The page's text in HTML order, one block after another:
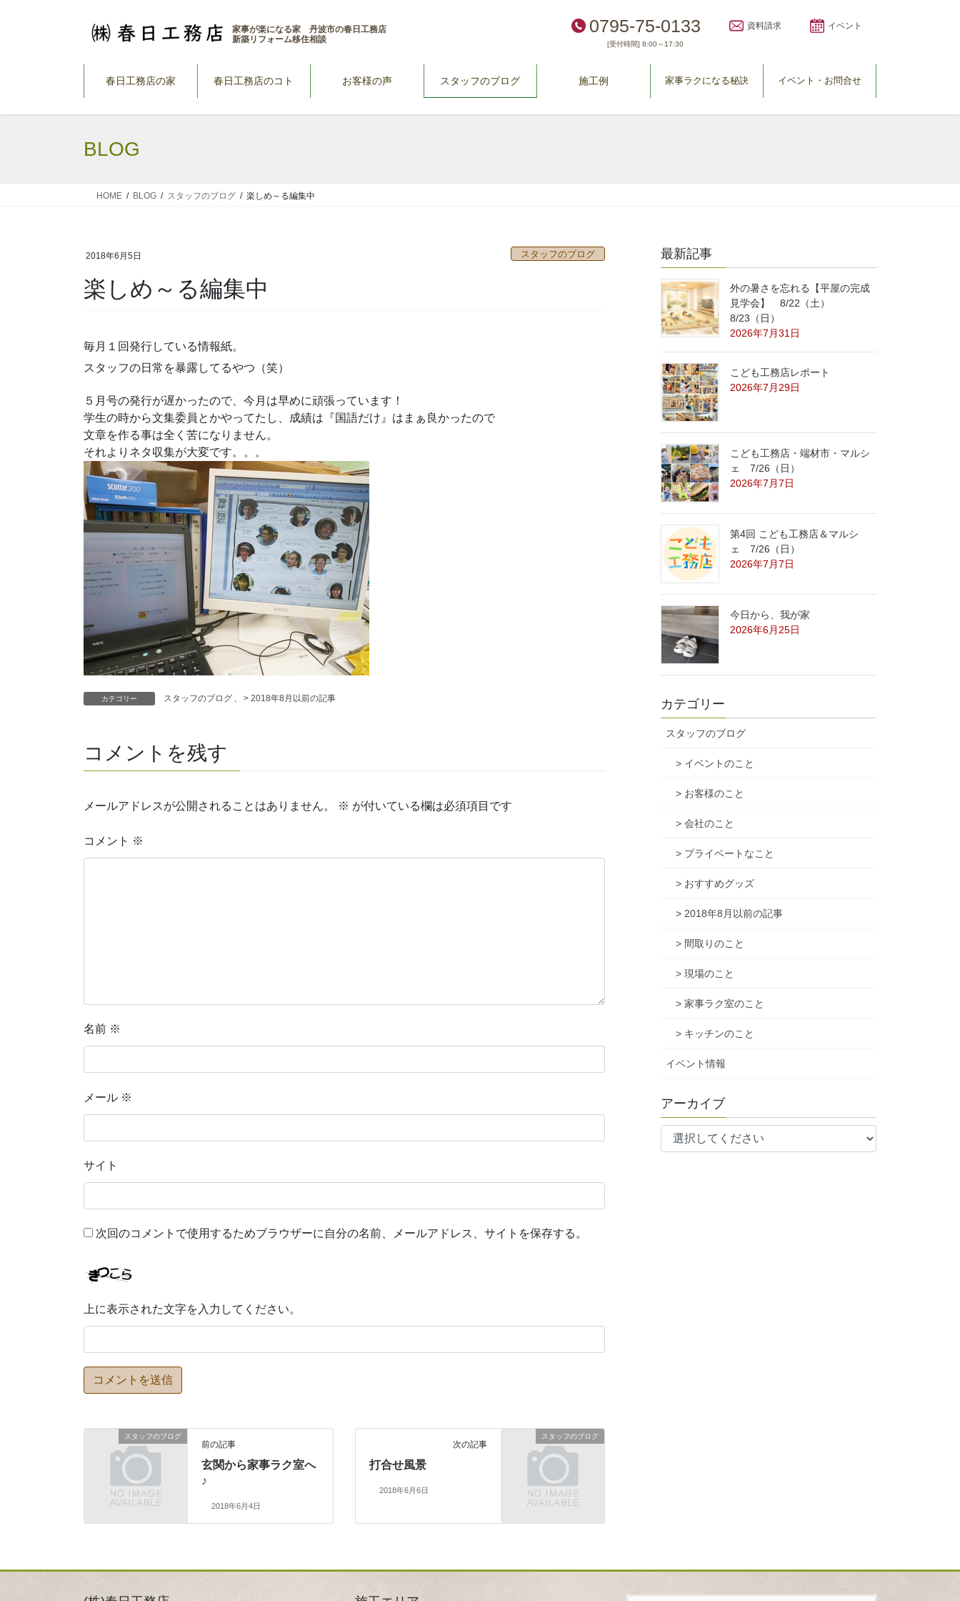
家事が楽になる家 丹波市の春日工務店
新築リフォーム移住相談
0795-75-0133
[受付時間] 8:00～17:30
資料請求 イベント
春日工務店の家 春日工務店のコト お客様の声 スタッフのブログ 施工例 家事ラクになる秘訣 イベント・お問合せ
BLOG
HOME BLOG スタッフのブログ 楽しめ～る編集中
2018年6月5日 スタッフのブログ
楽しめ～る編集中
毎月１回発行している情報紙。
スタッフの日常を暴露してるやつ（笑）
５月号の発行が遅かったので、今月は早めに頑張っています！
学生の時から文集委員とかやってたし、成績は『国語だけ』はまぁ良かったので
文章を作る事は全く苦になりません。
それよりネタ収集が大変です。。。
カテゴリー スタッフのブログ 、 > 2018年8月以前の記事
コメントを残す
メールアドレスが公開されることはありません。 ※ が付いている欄は必須項目です
コメント ※
名前 ※
メール ※
サイト
次回のコメントで使用するためブラウザーに自分の名前、メールアドレス、サイトを保存する。
上に表示された文字を入力してください。
スタッフのブログ
前の記事
玄関から家事ラク室へ
♪
2018年6月4日
スタッフのブログ
次の記事
打合せ風景
2018年6月6日
最新記事
外の暑さを忘れる【平屋の完成
見学会】 8/22（土）
8/23（日）
2026年7月31日
こども工務店レポート
2026年7月29日
こども工務店・端材市・マルシ
ェ 7/26（日）
2026年7月7日
第4回 こども工務店＆マルシ
ェ 7/26（日）
2026年7月7日
今日から、我が家
2026年6月25日
カテゴリー
スタッフのブログ
> イベントのこと
> お客様のこと
> 会社のこと
> プライベートなこと
> おすすめグッズ
> 2018年8月以前の記事
> 間取りのこと
> 現場のこと
> 家事ラク室のこと
> キッチンのこと
イベント情報
アーカイブ